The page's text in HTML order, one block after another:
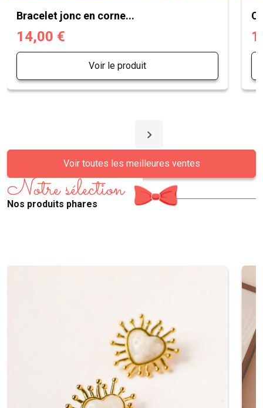
Bracelet jonc en corne...
14,00 €
Voir le produit
Voir toutes les meilleures ventes
Notre sélection
Nos produits phares